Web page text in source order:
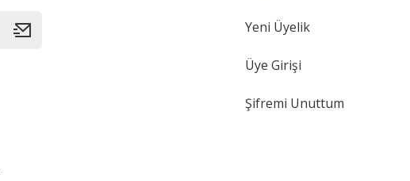
Yeni Üyelik
Üye Girişi
Şifremi Unuttum